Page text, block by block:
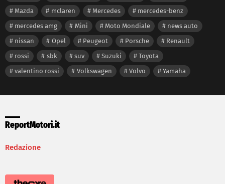
Mazda
mclaren Mercedes
mercedes-benz
mercedes amg
Mini Moto Mondiale
news auto
nissan
Opel Peugeot Porsche
Renault
rossi
sbk suv Suzuki
Toyota
valentino rossi
Volkswagen Volvo Yamaha
ReportMotori.it
Redazione